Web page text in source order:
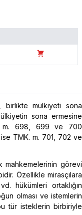
birlikte mülkiyeti sona
sona ermesine
m. 698, 699 ve 700
TMK. m. 701, 702 ve
mahkemelerinin görevi
Özellikle mirasçılara
hükümleri ortaklığın
olması ve istemlerin
tür isteklerin birbiriyle